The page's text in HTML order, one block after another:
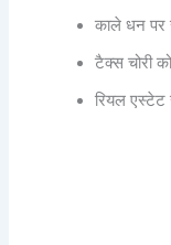
काले धन पर
टैक्स चोरी
रियल एस्टेट